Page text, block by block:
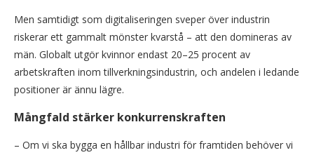
Men samtidigt som digitaliseringen sveper över industrin
riskerar ett gammalt mönster kvarstå – att den domineras av
män. Globalt utgör kvinnor endast 20–25 procent av
arbetskraften inom tillverkningsindustrin, och andelen i ledande
positioner är ännu lägre.
Mångfald stärker konkurrenskraften
– Om vi ska bygga en hållbar industri för framtiden behöver vi